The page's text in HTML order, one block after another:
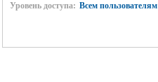
Уровень доступа: Всем пользователям